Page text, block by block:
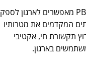
המסמכים הדיגיטלים של PB Digital מאפשרים לארגון לספק
המקדמים את מטרותיו
תקשורת חי, אקטיבי
בארגון.